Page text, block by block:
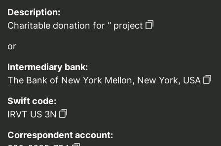
Description:
Charitable donation for ‘’ project
or
Intermediary bank:
The Bank of New York Mellon, New York, USA
Swift code:
IRVT US 3N
Correspondent account: